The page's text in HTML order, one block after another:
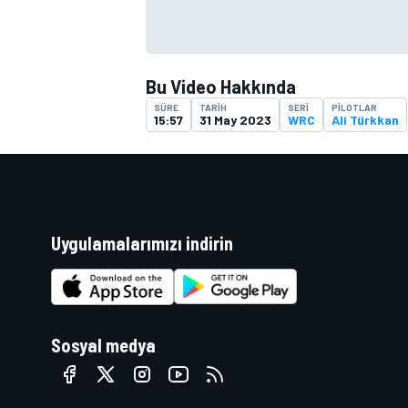
Bu Video Hakkında
SÜRE
15:57
TARIH
31 May 2023
SERI
WRC
PILOTLAR
Ali Türkkan
Uygulamalarımızı indirin
Sosyal medya